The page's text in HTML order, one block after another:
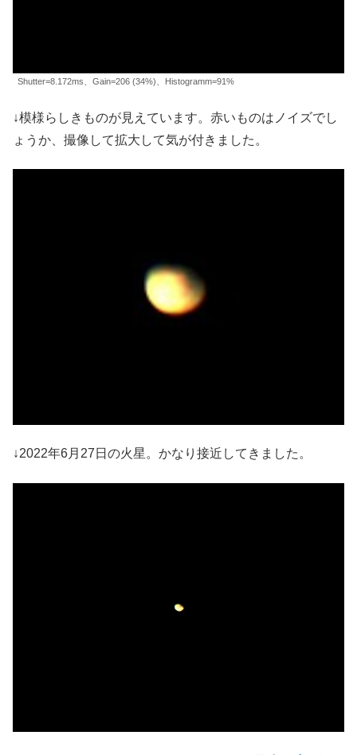
Shutter=8.172ms、Gain=206 (34%)、Histogramm=91%
↓模様らしきものが見えています。赤いものはノイズでし
ょうか、撮像して拡大して気が付きました。
↓2022年6月27日の火星。かなり接近してきました。